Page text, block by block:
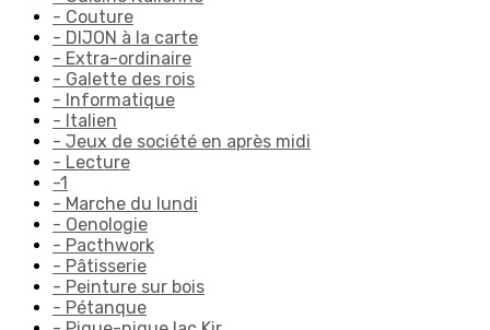
- Couture
- DIJON à la carte
- Extra-ordinaire
- Galette des rois
- Informatique
- Italien
- Jeux de société en après midi
- Lecture
-1
- Marche du lundi
- Oenologie
- Pacthwork
- Pâtisserie
- Peinture sur bois
- Pétanque